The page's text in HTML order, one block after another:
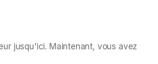
jusqu'ici. Maintenant, vous avez